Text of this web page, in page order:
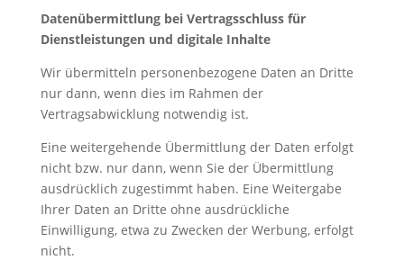
Datenübermittlung bei Vertragsschluss für
Dienstleistungen und digitale Inhalte
Wir übermitteln personenbezogene Daten an Dritte
nur dann, wenn dies im Rahmen der
Vertragsabwicklung notwendig ist.
Eine weitergehende Übermittlung der Daten erfolgt
nicht bzw. nur dann, wenn Sie der Übermittlung
ausdrücklich zugestimmt haben. Eine Weitergabe
Ihrer Daten an Dritte ohne ausdrückliche
Einwilligung, etwa zu Zwecken der Werbung, erfolgt
nicht.